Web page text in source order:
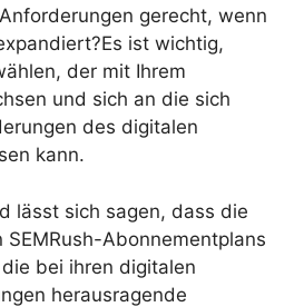
gerecht, wenn
ist wichtig,
der mit Ihrem
und sich an die sich
des digitalen
kann.
lässt sich sagen, dass die
SEMRush-Abonnementplans
bei ihren digitalen
herausragende